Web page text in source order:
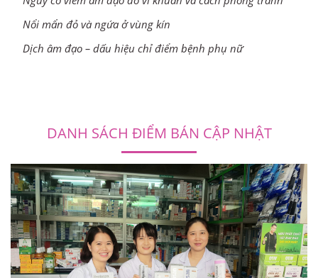
Nổi mẩn đỏ và ngứa ở vùng kín
Dịch âm đạo – dấu hiệu chỉ điểm bệnh phụ nữ
DANH SÁCH ĐIỂM BÁN CẬP NHẬT